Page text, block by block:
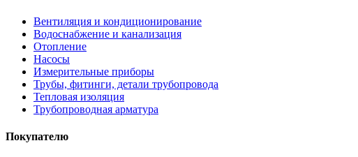
Вентиляция и кондиционирование
Водоснабжение и канализация
Отопление
Насосы
Измерительные приборы
Трубы, фитинги, детали трубопровода
Тепловая изоляция
Трубопроводная арматура
Покупателю